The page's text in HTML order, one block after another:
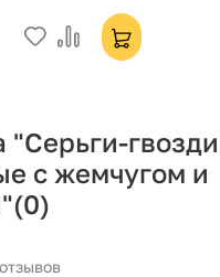
с жемчугом и
(0)